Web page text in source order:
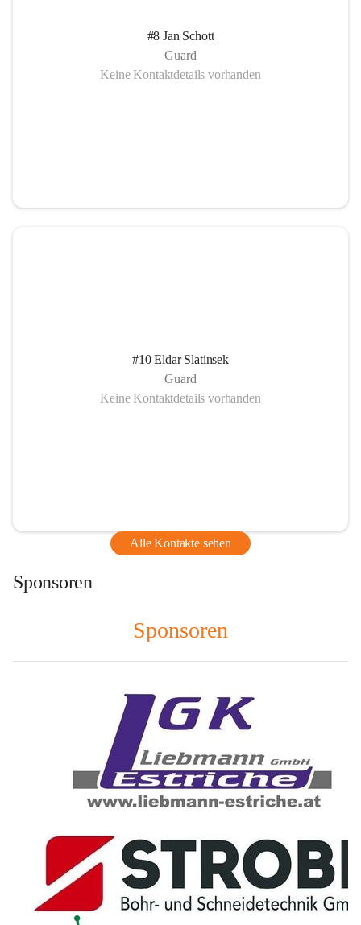
#8 Jan Schott
Guard
Keine Kontaktdetails vorhanden
#10 Eldar Slatinsek
Guard
Keine Kontaktdetails vorhanden
Alle Kontakte sehen
Sponsoren
Sponsoren